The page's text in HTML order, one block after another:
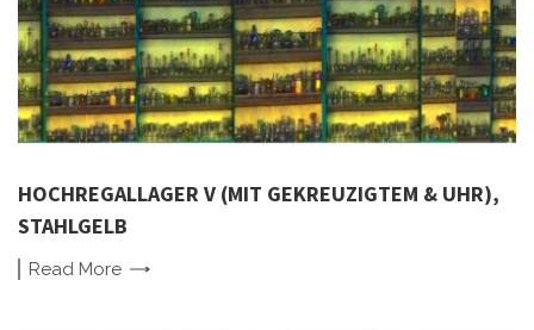
HOCHREGALLAGER V (MIT GEKREUZIGTEM & UHR),
STAHLGELB
Read More